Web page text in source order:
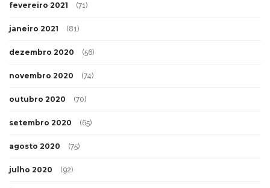
fevereiro 2021 (71)
janeiro 2021 (81)
dezembro 2020 (56)
novembro 2020 (74)
outubro 2020 (70)
setembro 2020 (65)
agosto 2020 (75)
julho 2020 (92)